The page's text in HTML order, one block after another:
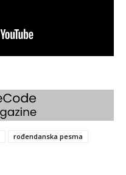
rođendanska pesma